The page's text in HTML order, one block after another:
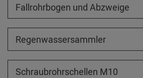
Fallrohrbogen und Abzweige
Regenwassersammler
Schraubrohrschellen M10